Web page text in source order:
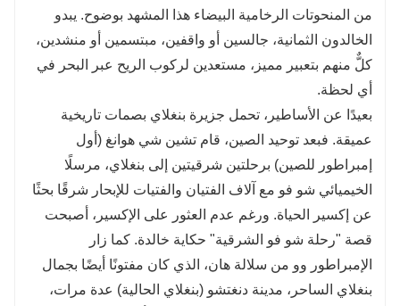
من المنحوتات الرخامية البيضاء هذا المشهد بوضوح. يبدو
الخالدون الثمانية، جالسين أو واقفين، مبتسمين أو منشدين،
كلٌّ منهم بتعبير مميز، مستعدين لركوب الريح عبر البحر في
أي لحظة.
بعيدًا عن الأساطير، تحمل جزيرة بنغلاي بصمات تاريخية
عميقة. فبعد توحيد الصين، قام تشين شي هوانغ (أول
إمبراطور للصين) برحلتين شرقيتين إلى بنغلاي، مرسلًا
الخيميائي شو فو مع آلاف الفتيان والفتيات للإبحار شرقًا بحثًا
عن إكسير الحياة. ورغم عدم العثور على الإكسير، أصبحت
قصة "رحلة شو فو الشرقية" حكاية خالدة. كما زار
الإمبراطور وو من سلالة هان، الذي كان مفتونًا أيضًا بجمال
بنغلاي الساحر، مدينة دنغتشو (بنغلاي الحالية) عدة مرات،